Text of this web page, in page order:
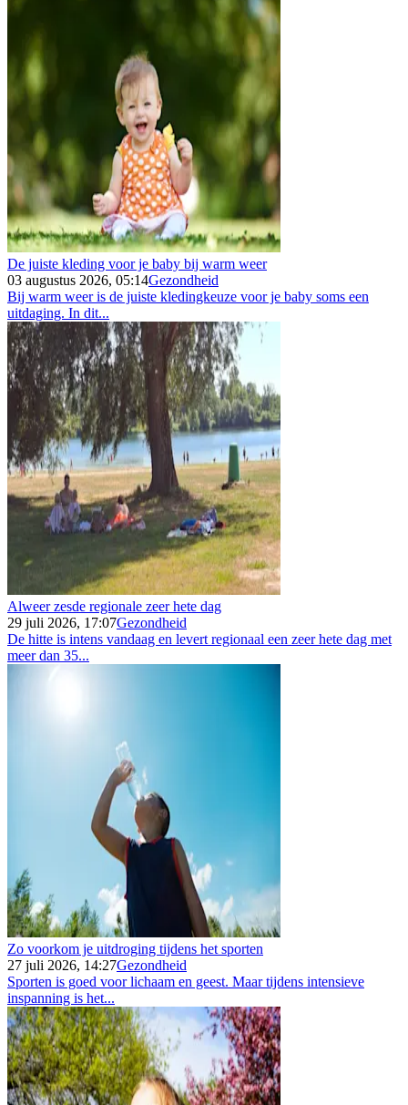
De juiste kleding voor je baby bij warm weer
03 augustus 2026, 05:14Gezondheid
Bij warm weer is de juiste kledingkeuze voor je baby soms een
uitdaging. In dit...
Alweer zesde regionale zeer hete dag
29 juli 2026, 17:07Gezondheid
De hitte is intens vandaag en levert regionaal een zeer hete dag met
meer dan 35...
Zo voorkom je uitdroging tijdens het sporten
27 juli 2026, 14:27Gezondheid
Sporten is goed voor lichaam en geest. Maar tijdens intensieve
inspanning is het...